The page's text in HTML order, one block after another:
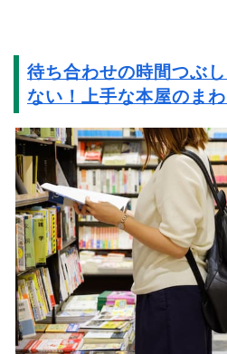
待ち合わせの時間つぶ
ない！上手な本屋のま